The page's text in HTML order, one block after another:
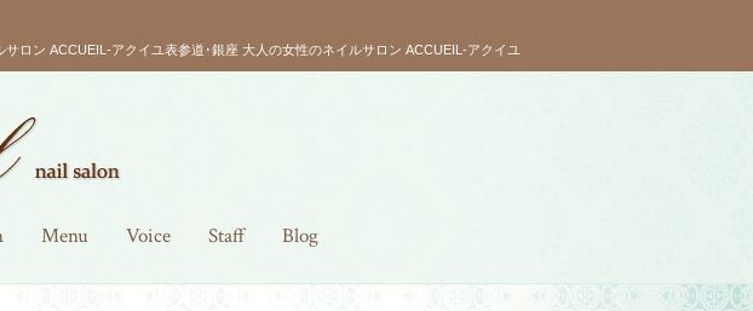
ロン ACCUEIL-アクイユ表参道･銀座 大人の女性のネイルサロン ACCUEIL-アクイユ
Menu Voice Staff Blog